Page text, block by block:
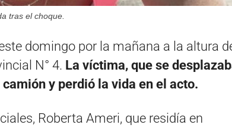
tras el choque.
domingo por la mañana a la altura
N° 4. La víctima, que se
y perdió la vida en el acto.
Roberta Ameri, que residía en